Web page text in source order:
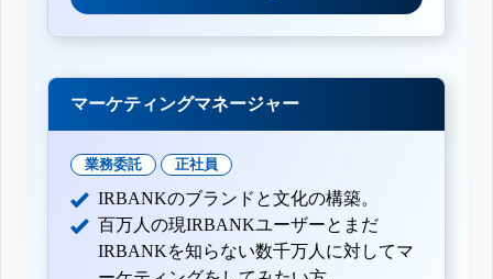
マーケティングマネージャー
業務委託 正社員
IRBANKのブランドと文化の構築。
百万人の現IRBANKユーザーとまだ
IRBANKを知らない数千万人に対してマ